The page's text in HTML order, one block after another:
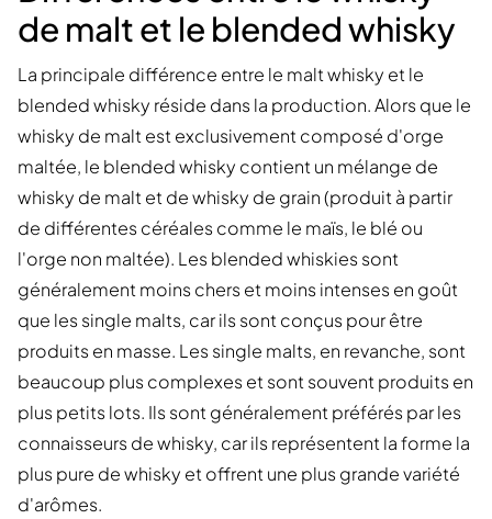
de malt et le blended whisky
La principale différence entre le malt whisky et le
blended whisky réside dans la production. Alors que le
whisky de malt est exclusivement composé d'orge
maltée, le blended whisky contient un mélange de
whisky de malt et de whisky de grain (produit à partir
de différentes céréales comme le maïs, le blé ou
l'orge non maltée). Les blended whiskies sont
généralement moins chers et moins intenses en goût
que les single malts, car ils sont conçus pour être
produits en masse. Les single malts, en revanche, sont
beaucoup plus complexes et sont souvent produits en
plus petits lots. Ils sont généralement préférés par les
connaisseurs de whisky, car ils représentent la forme la
plus pure de whisky et offrent une plus grande variété
d'arômes.